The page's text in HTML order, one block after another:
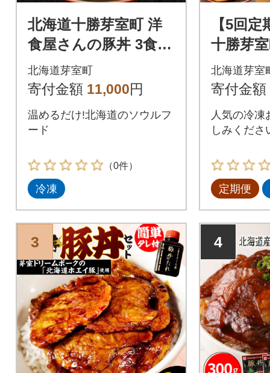
北海道十勝芽室町 洋
食屋さんの豚丼 3食分
120g×3個 me026-029
c
北海道芽室町
寄付金額 11,000円
温めるだけ!北海道のソウルフ
ード
（0件）
冷凍
【5回
十勝芽
ンHiro
me026-
北海道芽室
寄付金額
人気の冷凍
しみくださ
定期便
3 4